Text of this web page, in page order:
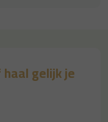
gelijk je